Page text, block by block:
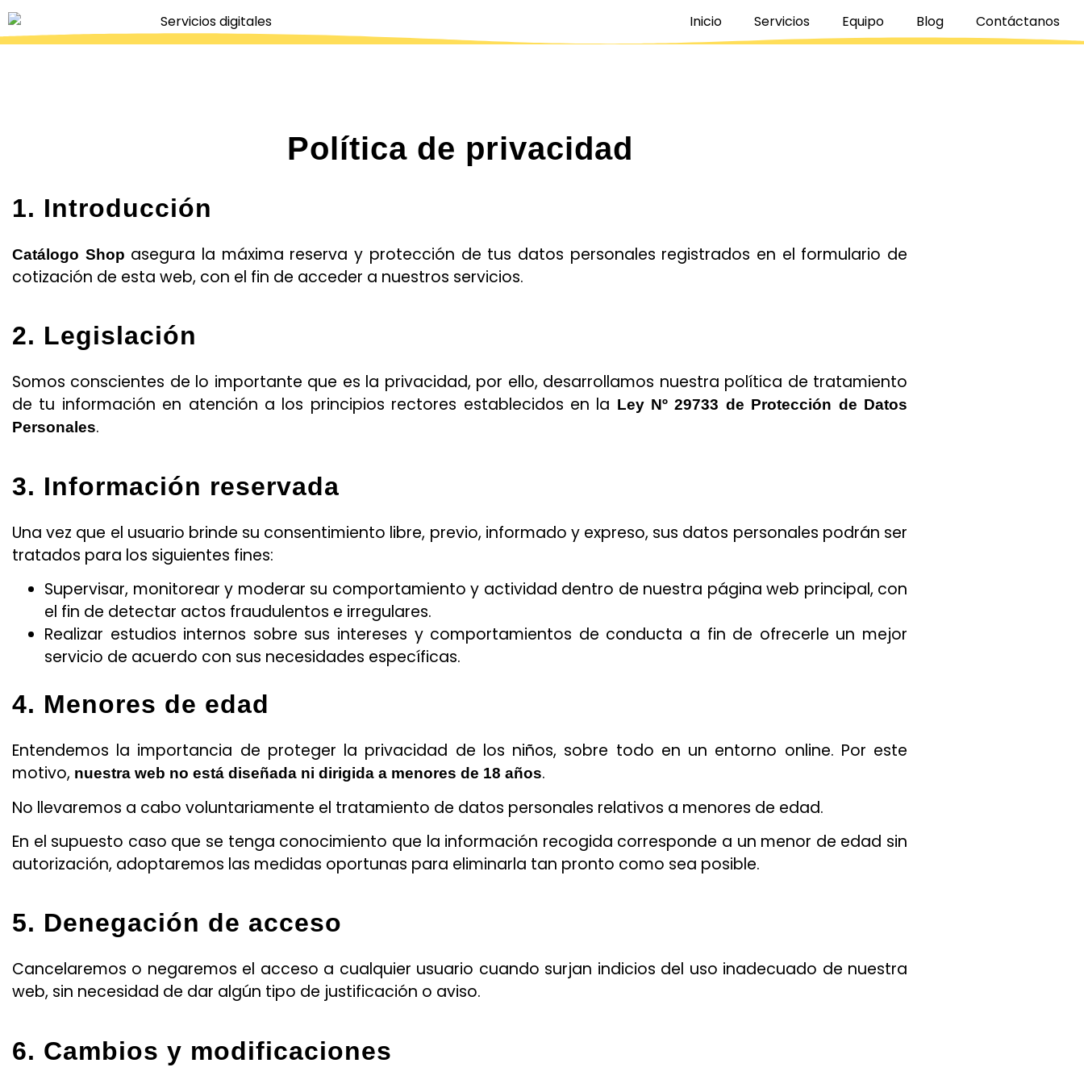
Inicio Servicios Equipo Blog Contáctanos
Política de privacidad
1. Introducción
Catálogo Shop asegura la máxima reserva y protección de tus datos personales registrados en el formulario de
cotización de esta web, con el fin de acceder a nuestros servicios.
2. Legislación
Somos conscientes de lo importante que es la privacidad, por ello, desarrollamos nuestra política de tratamiento
de tu información en atención a los principios rectores establecidos en la Ley Nº 29733 de Protección de Datos
Personales.
3. Información reservada
Una vez que el usuario brinde su consentimiento libre, previo, informado y expreso, sus datos personales podrán ser
tratados para los siguientes fines:
Supervisar, monitorear y moderar su comportamiento y actividad dentro de nuestra página web principal, con
el fin de detectar actos fraudulentos e irregulares.
Realizar estudios internos sobre sus intereses y comportamientos de conducta a fin de ofrecerle un mejor
servicio de acuerdo con sus necesidades específicas.
4. Menores de edad
Entendemos la importancia de proteger la privacidad de los niños, sobre todo en un entorno online. Por este
motivo, nuestra web no está diseñada ni dirigida a menores de 18 años.
No llevaremos a cabo voluntariamente el tratamiento de datos personales relativos a menores de edad.
En el supuesto caso que se tenga conocimiento que la información recogida corresponde a un menor de edad sin
autorización, adoptaremos las medidas oportunas para eliminarla tan pronto como sea posible.
5. Denegación de acceso
Cancelaremos o negaremos el acceso a cualquier usuario cuando surjan indicios del uso inadecuado de nuestra
web, sin necesidad de dar algún tipo de justificación o aviso.
6. Cambios y modificaciones